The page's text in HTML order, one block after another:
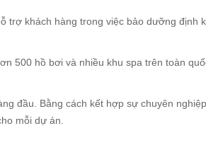
trợ khách hàng trong việc bảo dưỡng định
500 hồ bơi và nhiều khu spa trên toàn
đầu. Bằng cách kết hợp sự chuyên
mỗi dự án.